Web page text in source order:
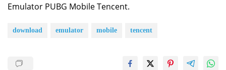
Emulator PUBG Mobile Tencent.
download emulator mobile tencent